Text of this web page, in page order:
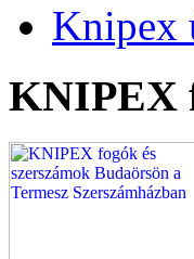
Knipex
KNIPEX